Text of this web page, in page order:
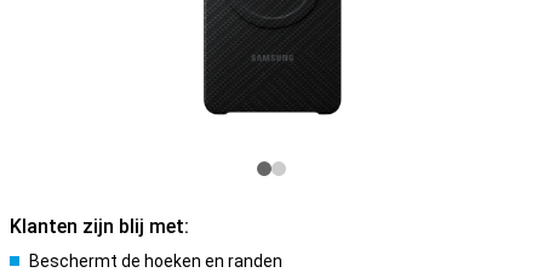
Klanten zijn blij met:
Beschermt de hoeken en randen